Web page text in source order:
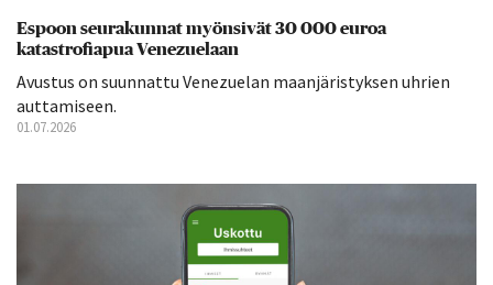
Espoon seurakunnat myönsivät 30 000 euroa
katastrofiapua Venezuelaan
Avustus on suunnattu Venezuelan maanjäristyksen uhrien
auttamiseen.
01.07.2026